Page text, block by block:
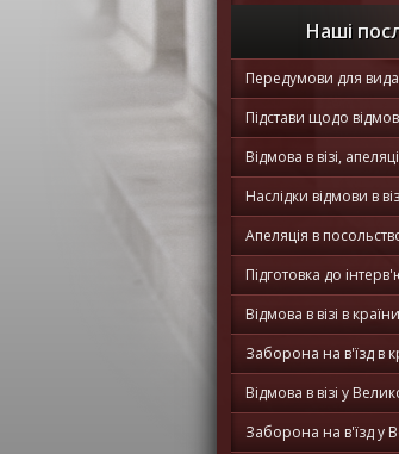
Наші
Передумови для
Підстави щодо
Відмова в візі,
Наслідки відмови в
Апеляція в
Підготовка до
Відмова в візі в
Заборона на в'їзд в
Відмова в візі у
Заборона на в'їзд у